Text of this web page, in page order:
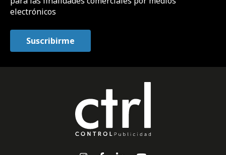
electrónicos